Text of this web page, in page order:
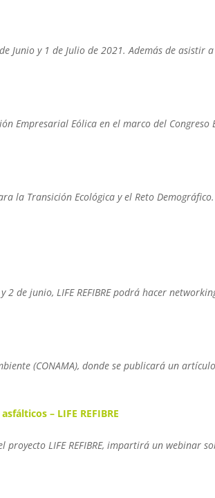
Junio y 1 de Julio de 2021. Además de asistir
Empresarial Eólica en el marco del Congreso
la Transición Ecológica y el Reto
2 de junio, LIFE REFIBRE podrá hacer
(CONAMA), donde se publicará un
– LIFE REFIBRE
proyecto LIFE REFIBRE, impartirá un webinar